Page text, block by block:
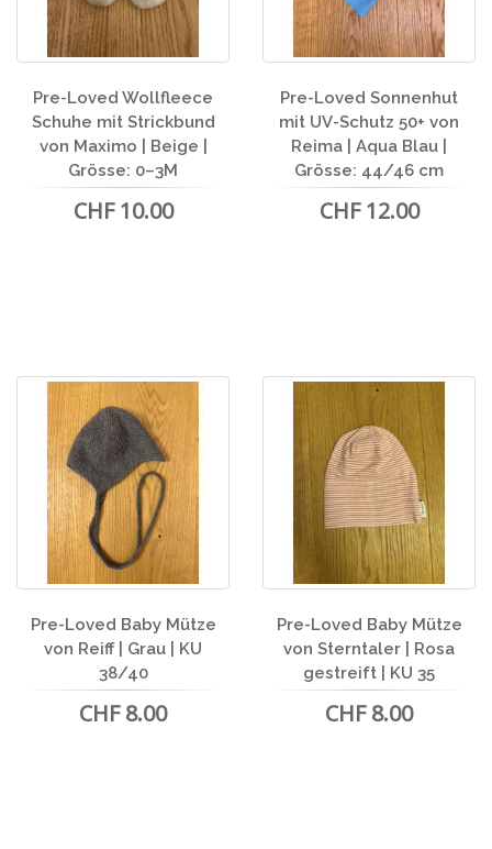
Pre-Loved Wollfleece
Schuhe mit Strickbund
von Maximo | Beige |
Grösse: 0–3M
CHF 10.00
Pre-Loved Sonnenhut
mit UV-Schutz 50+ von
Reima | Aqua Blau |
Grösse: 44/46 cm
CHF 12.00
Pre-Loved Baby Mütze
von Reiff | Grau | KU
38/40
CHF 8.00
Pre-Loved Baby Mütze
von Sterntaler | Rosa
gestreift | KU 35
CHF 8.00